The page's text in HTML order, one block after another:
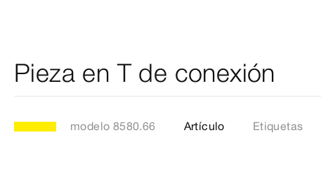
Pieza en T de conexión
modelo 8580.66 Artículo Etiquetas